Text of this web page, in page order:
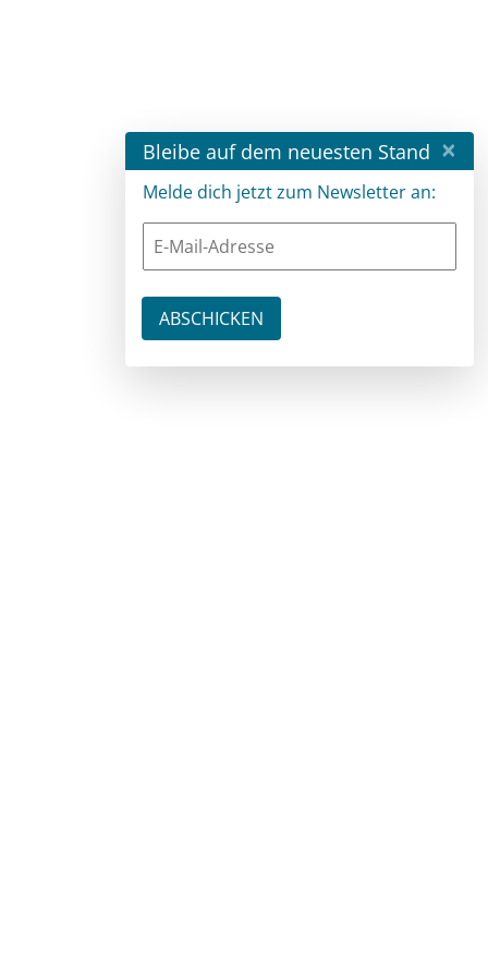
Bleibe auf dem neuesten Stand ×
Melde dich jetzt zum Newsletter an: